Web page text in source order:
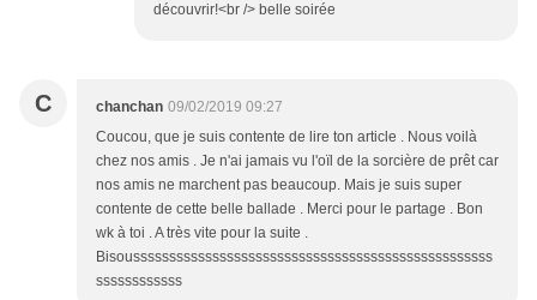
découvrir!<br /> belle soirée
C chanchan 09/02/2019 09:27
Coucou, que je suis contente de lire ton article . Nous voilà
chez nos amis . Je n'ai jamais vu l'oïl de la sorcière de prêt car
nos amis ne marchent pas beaucoup. Mais je suis super
contente de cette belle ballade . Merci pour le partage . Bon
wk à toi . A très vite pour la suite .
Bisoussssssssssssssssssssssssssssssssssssssssssssssssss
ssssssssssss